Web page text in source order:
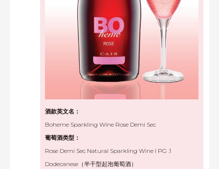
酒款英文名：
Boheme Sparkling Wine Rose Demi Sec
葡萄酒类型：
Rose Demi Sec Natural Sparkling Wine I PG .1
Dodecanese （半干型起泡葡萄酒）